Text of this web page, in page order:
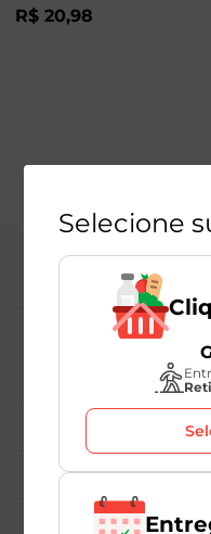
R$ 20,98
Central de
Institucional
Políticas Mambo
Atedimento ao
Nossas Redes
Selecione